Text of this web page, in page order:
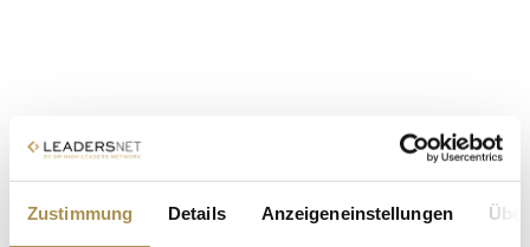
Zustimmung Details Anzeigeneinstellungen